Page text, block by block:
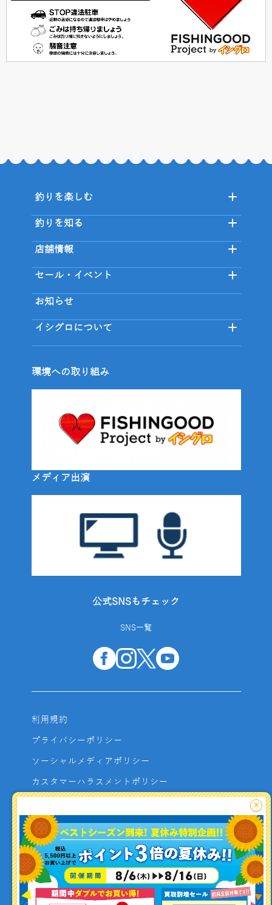
釣り情報を
釣りを楽しむ
釣りを知る
店舗情報
セール・イベント
お知らせ
イシグロについて
環境への取り組み
メディア出演
公式SNSもチェック
SNS一覧
利用規約
プライバシーポリシー
ソーシャルメディアポリシー
カスタマーハラスメントポリシー
よくあるご質問
お問い合わせ
利用者資金の保全方法
×